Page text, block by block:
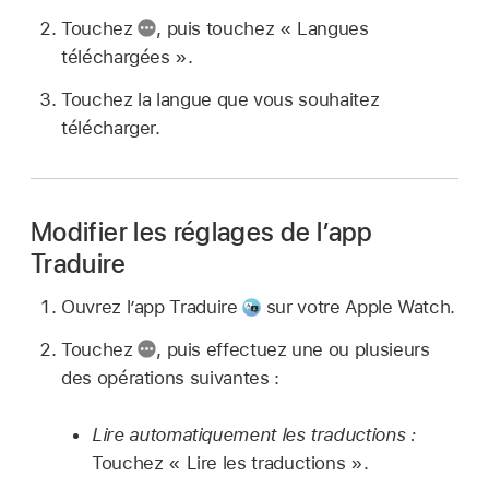
Touchez
, puis touchez « Langues
téléchargées ».
Touchez la langue que vous souhaitez
télécharger.
Modifier les réglages de l’app
Traduire
Ouvrez l’app Traduire
sur votre Apple Watch.
Touchez
, puis effectuez une ou plusieurs
des opérations suivantes :
Lire automatiquement les traductions :
Touchez « Lire les traductions ».